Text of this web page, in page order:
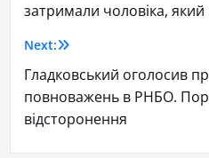
затримали чоловіка,
Next:
Гладковський оголосив
повноважень в РНБО.
відсторонення